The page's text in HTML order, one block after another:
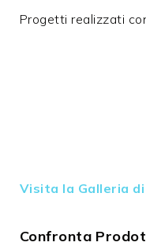
Progetti realizzati
Visita la Galleria
Confronta